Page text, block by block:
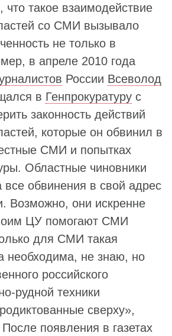
что такое взаимодействие
со СМИ вызывало
не только в
в апреле 2010 года
России Всеволод
в Генпрокуратуру с
законность действий
которые он обвинил в
СМИ и попытках
Областные чиновники
все обвинения в свой адрес
Возможно, они искренне
ЦУ помогают СМИ
для СМИ такая
необходима, не знаю, но
российского
рудной техники
сверху»,
появления в газетах